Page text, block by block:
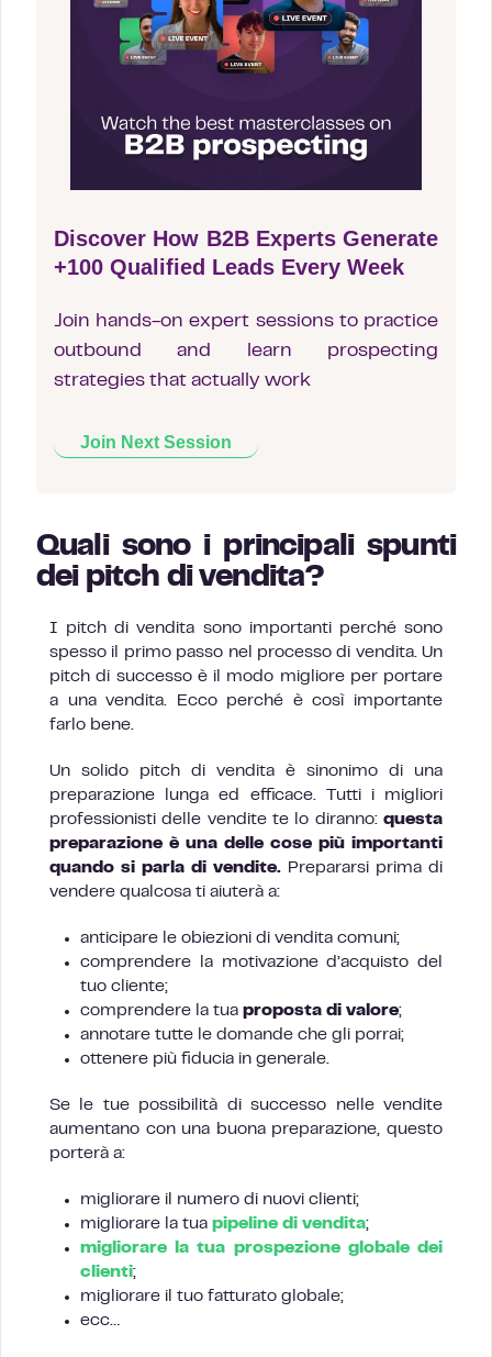
Discover How B2B Experts Generate
+100 Qualified Leads Every Week
Join hands-on expert sessions to practice
outbound and learn prospecting
strategies that actually work
Join Next Session
Quali sono i principali spunti
dei pitch di vendita?
I pitch di vendita sono importanti perché sono
spesso il primo passo nel processo di vendita. Un
pitch di successo è il modo migliore per portare
a una vendita. Ecco perché è così importante
farlo bene.
Un solido pitch di vendita è sinonimo di una
preparazione lunga ed efficace. Tutti i migliori
professionisti delle vendite te lo diranno: questa
preparazione è una delle cose più importanti
quando si parla di vendite. Prepararsi prima di
vendere qualcosa ti aiuterà a:
anticipare le obiezioni di vendita comuni;
comprendere la motivazione d’acquisto del
tuo cliente;
comprendere la tua proposta di valore;
annotare tutte le domande che gli porrai;
ottenere più fiducia in generale.
Se le tue possibilità di successo nelle vendite
aumentano con una buona preparazione, questo
porterà a:
migliorare il numero di nuovi clienti;
migliorare la tua pipeline di vendita;
migliorare la tua prospezione globale dei
clienti;
migliorare il tuo fatturato globale;
ecc…